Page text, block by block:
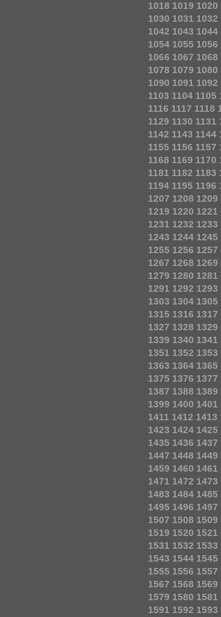
1018 1019 1020
1030 1031 1032
1042 1043 1044
1054 1055 1056
1066 1067 1068
1078 1079 1080
1090 1091 1092
1103 1104 1105
1116 1117 1118
1129 1130 1131
1142 1143 1144
1155 1156 1157
1168 1169 1170
1181 1182 1183
1194 1195 1196
1207 1208 1209
1219 1220 1221
1231 1232 1233
1243 1244 1245
1255 1256 1257
1267 1268 1269
1279 1280 1281
1291 1292 1293
1303 1304 1305
1315 1316 1317
1327 1328 1329
1339 1340 1341
1351 1352 1353
1363 1364 1365
1375 1376 1377
1387 1388 1389
1399 1400 1401
1411 1412 1413
1423 1424 1425
1435 1436 1437
1447 1448 1449
1459 1460 1461
1471 1472 1473
1483 1484 1485
1495 1496 1497
1507 1508 1509
1519 1520 1521
1531 1532 1533
1543 1544 1545
1555 1556 1557
1567 1568 1569
1579 1580 1581
1591 1592 1593